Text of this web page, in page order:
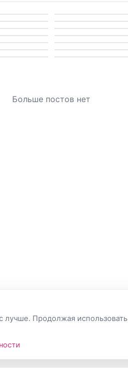
Больше постов нет
лучше. Продолжая использовать